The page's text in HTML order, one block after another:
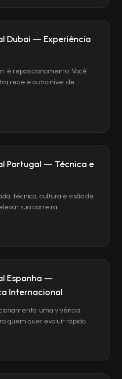
Dubai — Experiência
é reposicionamento. Você
rede e outro nível de
Portugal — Técnica e
técnica, cultura e visão de
sua carreira.
Espanha —
Internacional
uma vivência
quem quer evoluir rápido.